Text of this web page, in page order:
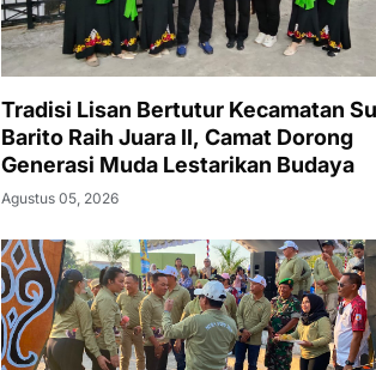
Tradisi Lisan Bertutur Kecamatan
Barito Raih Juara II, Camat Dorong
Generasi Muda Lestarikan Budaya
Agustus 05, 2026